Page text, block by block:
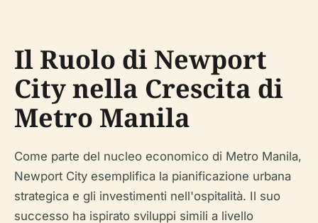
Il Ruolo di Newport
City nella Crescita di
Metro Manila
Come parte del nucleo economico di Metro Manila,
Newport City esemplifica la pianificazione urbana
strategica e gli investimenti nell'ospitalità. Il suo
successo ha ispirato sviluppi simili a livello